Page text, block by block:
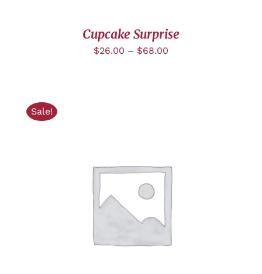
Cupcake Surprise
$26.00 – $68.00
Sale!
AJOUTER AU PANIER